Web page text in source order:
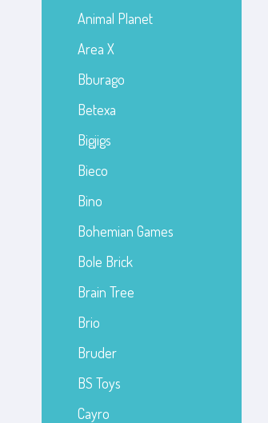
Animal Planet
Area X
Bburago
Betexa
Bigjigs
Bieco
Bino
Bohemian Games
Bole Brick
Brain Tree
Brio
Bruder
BS Toys
Cayro